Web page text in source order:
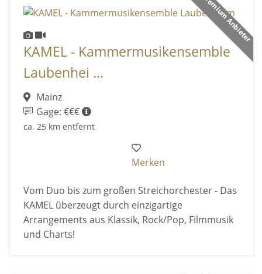
Premium Anbieter
KAMEL - Kammermusikensemble
Laubenhei ...
Mainz
Gage: €€€
ca. 25 km entfernt
Merken
Vom Duo bis zum großen Streichorchester - Das
KAMEL überzeugt durch einzigartige
Arrangements aus Klassik, Rock/Pop, Filmmusik
und Charts!